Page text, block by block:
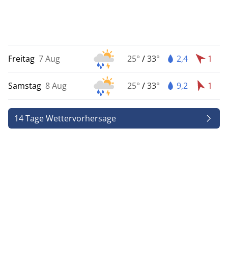
Freitag 7 Aug 25° /33° 2,4 1
Samstag 8 Aug 25° /33° 9,2 1
14 Tage Wettervorhersage